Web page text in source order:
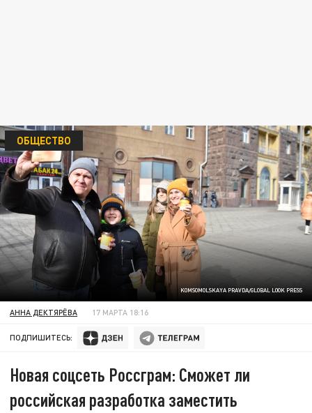
KOMSOMOLSKAYA PRAVDA/GLOBAL LOOK PRESS
ОБЩЕСТВО
АННА ДЕКТЯРЁВА 17 МАРТА 18:16
ПОДПИШИТЕСЬ:
Новая соцсеть Россграм: Сможет ли
российская разработка заместить